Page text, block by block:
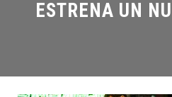
ESTRENA UN